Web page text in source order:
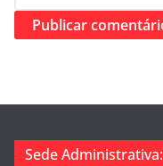
Sede Administrativa: